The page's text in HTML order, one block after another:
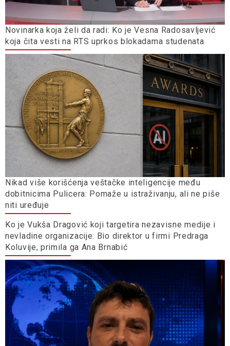
Novinarka koja želi da radi: Ko je Vesna Radosavljević
koja čita vesti na RTS uprkos blokadama studenata
Nikad više korišćenja veštačke inteligencije među
dobitnicima Pulicera: Pomaže u istraživanju, ali ne piše
niti uređuje
Ko je Vukša Dragović koji targetira nezavisne medije i
nevladine organizacije: Bio direktor u firmi Predraga
Koluvije, primila ga Ana Brnabić